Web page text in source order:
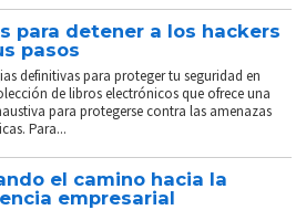
para detener a los hackers
pasos
definitivas para proteger tu seguridad en
de libros electrónicos que ofrece una
para protegerse contra las amenazas
Para...
el camino hacia la
empresarial